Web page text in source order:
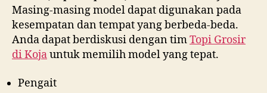
Masing-masing model dapat digunakan pada
kesempatan dan tempat yang berbeda-beda.
Anda dapat berdiskusi dengan timTopi Grosir
diKojauntuk memilih model yang tepat.
Pengait